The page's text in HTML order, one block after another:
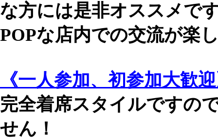
な方には是非オススメで
POPな店内での交流が楽
《一人参加、初参加大歓
完全着席スタイルですの
せん！